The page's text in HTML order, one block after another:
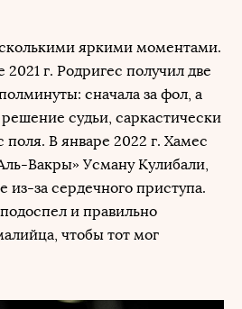
яркими моментами.
г. Родригес получил две
сначала за фол, а
судьи, саркастически
поля. В январе 2022 г. Хамес
Вакры» Усману Кулибали,
из-за сердечного приступа.
и правильно
чтобы тот мог